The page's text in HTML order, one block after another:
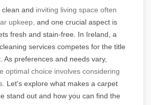
clean and inviting living space often
upkeep, and one crucial aspect is
fresh and stain-free. In Ireland, a
services competes for the title
As preferences and needs vary,
optimal choice involves considering
Let's explore what makes a carpet
stand out and how you can find the